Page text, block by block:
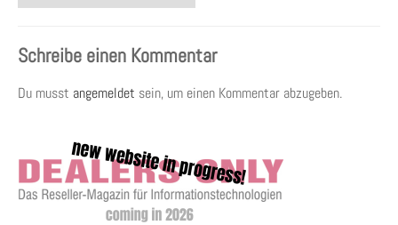
Schreibe einen Kommentar
Du musst angemeldet sein, um einen Kommentar abzugeben.